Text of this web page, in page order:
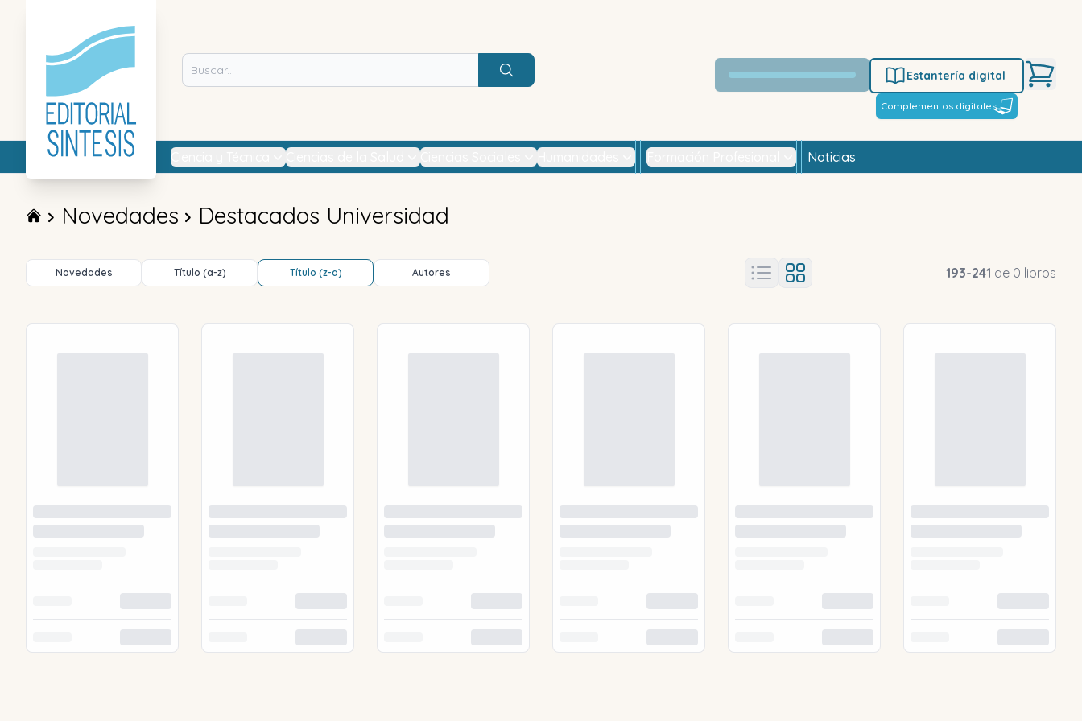
Buscar
Estantería digital
Complementos digitales
Noticias
Novedades Destacados Universidad
Novedades Título (a-z) Título (z-a) Autores 193-241 de 0 libros